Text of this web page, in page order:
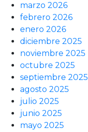
marzo 2026
febrero 2026
enero 2026
diciembre 2025
noviembre 2025
octubre 2025
septiembre 2025
agosto 2025
julio 2025
junio 2025
mayo 2025